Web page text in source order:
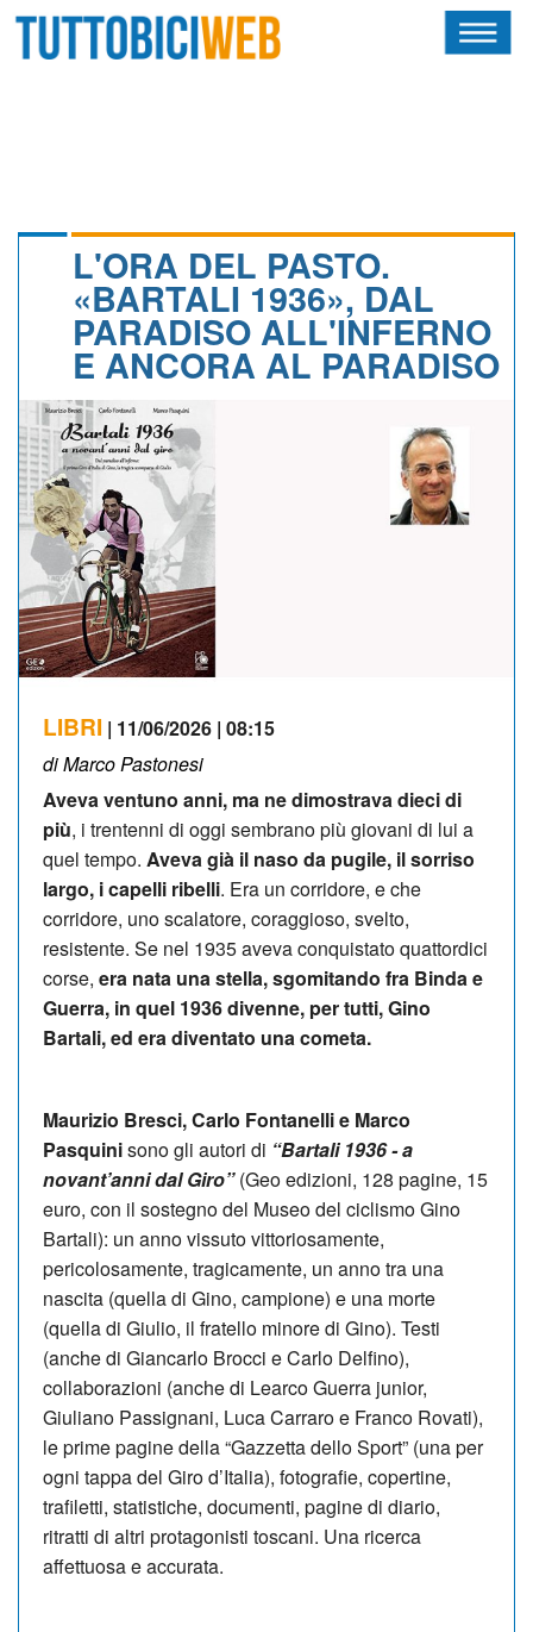
CALENDARIO
ALBI D'ORO
NEWSLETTER
L'ORA DEL PASTO.
«BARTALI 1936», DAL
PARADISO ALL'INFERNO
E ANCORA AL PARADISO
LIBRI | 11/06/2026 | 08:15
di Marco Pastonesi
Aveva ventuno anni, ma ne dimostrava dieci di
più, i trentenni di oggi sembrano più giovani di lui a
quel tempo. Aveva già il naso da pugile, il sorriso
largo, i capelli ribelli. Era un corridore, e che
corridore, uno scalatore, coraggioso, svelto,
resistente. Se nel 1935 aveva conquistato quattordici
corse, era nata una stella, sgomitando fra Binda e
Guerra, in quel 1936 divenne, per tutti, Gino
Bartali, ed era diventato una cometa.
Maurizio Bresci, Carlo Fontanelli e Marco
Pasquinisono gli autori di “Bartali 1936 - a
novant’anni dal Giro”(Geo edizioni, 128 pagine, 15
euro, con il sostegno del Museo del ciclismo Gino
Bartali): un anno vissuto vittoriosamente,
pericolosamente, tragicamente, un anno tra una
nascita (quella di Gino, campione) e una morte
(quella di Giulio, il fratello minore di Gino). Testi
(anche di Giancarlo Brocci e Carlo Delfino),
collaborazioni (anche di Learco Guerra junior,
Giuliano Passignani, Luca Carraro e Franco Rovati),
le prime pagine della “Gazzetta dello Sport” (una per
ogni tappa del Giro d’Italia), fotografie, copertine,
trafiletti, statistiche, documenti, pagine di diario,
ritratti di altri protagonisti toscani. Una ricerca
affettuosa e accurata.